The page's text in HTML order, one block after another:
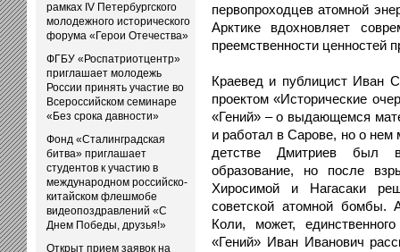
рамках IV Петербургского
молодежного исторического
форума «Герои Отечества»
ФГБУ «Роспатриотцентр»
приглашает молодежь
России принять участие во
Всероссийском семинаре
«Без срока давности»
Фонд «Сталинградская
битва» приглашает
студентов к участию в
международном российско-
китайском флешмобе
видеопоздравлений «С
Днем Победы, друзья!»
Открыт прием заявок на
первопроходцев атомной
Арктике вдохновляет
преемственности ценностей
Краевед и публицист Иван
проектом «Исторические
«Гений» – о выдающемся
и работал в Сарове, но о нем
детстве Дмитриев был
образование, но после
Хиросимой и Нагасаки
советской атомной бомбы.
Коли, может,
«Гений» Иван Иванович